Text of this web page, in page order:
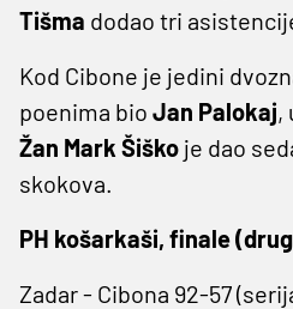
Tišma dodao tri
Kod Cibone je jedini
poenima bio Jan Palokaj,
Žan Mark Šiško je dao
skokova.
PH košarkaši, finale
Zadar - Cibona 92-57